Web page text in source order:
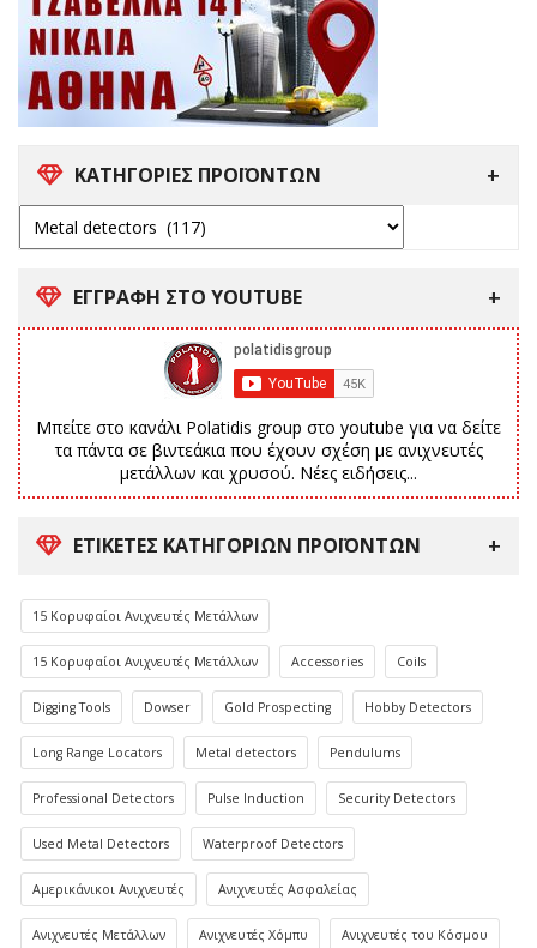
ΚΑΤΗΓΟΡΙΕΣ ΠΡΟΪΟΝΤΩΝ
ΕΓΓΡΑΦΗ ΣΤΟ YOUTUBE
Μπείτε στο κανάλι Polatidis group στο youtube για να δείτε
τα πάντα σε βιντεάκια που έχουν σχέση με ανιχνευτές
μετάλλων και χρυσού. Νέες ειδήσεις...
ΕΤΙΚΈΤΕΣ ΚΑΤΗΓΟΡΙΏΝ ΠΡΟΪΌΝΤΩΝ
15 Κορυφαίοι Ανιχνευτές Μετάλλων
15 Κορυφαίοι Ανιχνευτές Μετάλλων Accessories Coils
Digging Tools Dowser Gold Prospecting Hobby Detectors
Long Range Locators Metal detectors Pendulums
Professional Detectors Pulse Induction Security Detectors
Used Metal Detectors Waterproof Detectors
Αμερικάνικοι Ανιχνευτές Ανιχνευτές Ασφαλείας
Ανιχνευτές Μετάλλων Ανιχνευτές Χόμπυ Ανιχνευτές του Κόσμου